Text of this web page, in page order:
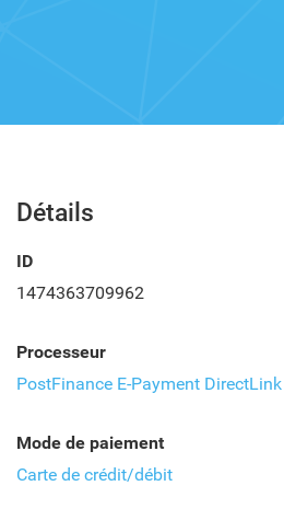
Détails
ID
1474363709962
Processeur
PostFinance E-Payment DirectLink
Mode de paiement
Carte de crédit/débit